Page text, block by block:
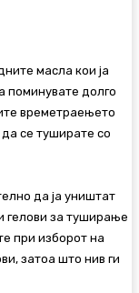
масла кои ја
поминувате долго
времетраењето
се туширате со
да ја уништат
гелови за туширање
при изборот на
затоа што нив ги